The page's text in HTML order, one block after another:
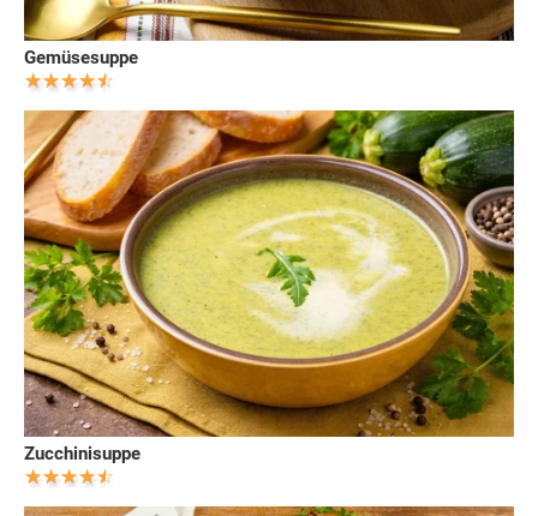
Gemüsesuppe
Zucchinisuppe